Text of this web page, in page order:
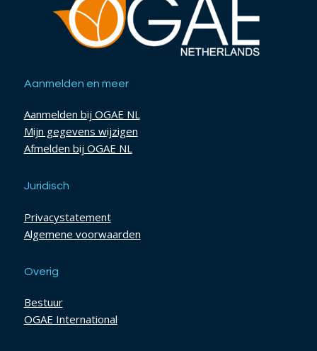
Aanmelden en meer
Aanmelden bij OGAE NL
Mijn gegevens wijzigen
Afmelden bij OGAE NL
Juridisch
Privacystatement
Algemene voorwaarden
Overig
Bestuur
OGAE International